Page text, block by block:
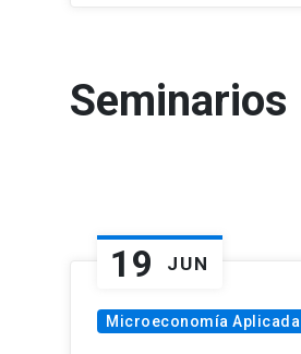
Seminarios
19 JUN
Microeconomía Aplicada